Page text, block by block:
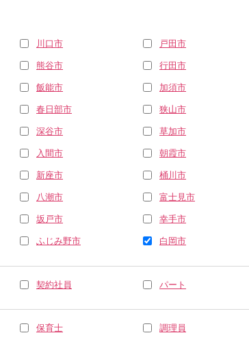
川口市 戸田市
熊谷市 行田市
飯能市 加須市
春日部市 狭山市
深谷市 草加市
入間市 朝霞市
新座市 桶川市
八潮市 富士見市
坂戸市 幸手市
ふじみ野市 白岡市
契約社員 パート
保育士 調理員